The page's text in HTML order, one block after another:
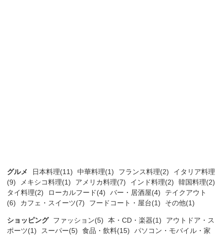
グルメ 日本料理(11) 中華料理(1) フランス料理(2)
イタリア料理
(9)
メキシコ料理(1) アメリカ料理(7) インド料理(2)
韓国料理(2)
タイ料理(2)
ローカルフード(4) バー・居酒屋(4)
テイクアウト
(6)
カフェ・スイーツ(7) フードコート・屋台(1) その他(1)
ショッピング ファッション(5) 本・CD・楽器(1)
アウトドア・ス
ポーツ(1)
スーパー(5) 食品・飲料(15)
パソコン・モバイル・家